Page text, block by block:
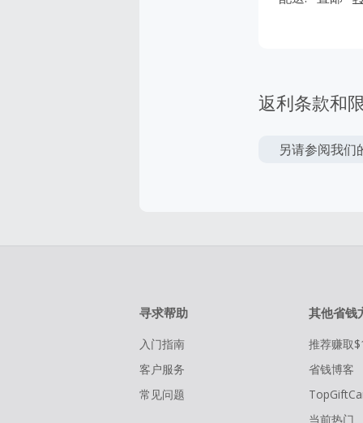
返利条款和
另请参阅我
寻求帮助
入门指南
客户服务
常见问题
其他省钱
推荐赚取
省钱博客
当前热门